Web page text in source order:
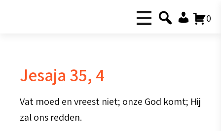
0
Jesaja 35, 4
Vat moed en vreest niet; onze God komt; Hij
zal ons redden.